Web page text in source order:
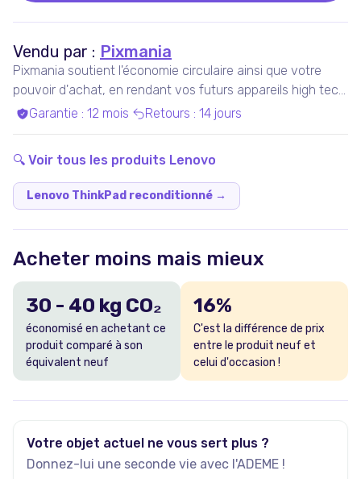
Vendu par : Pixmania
Pixmania soutient l'économie circulaire ainsi que votre
pouvoir d'achat, en rendant vos futurs appareils high tech
plus accessibles que jamais, tout en maximisant leur
Garantie : 12 mois Retours : 14 jours
🔍 Voir tous les produits Lenovo
Lenovo ThinkPad reconditionné →
Acheter moins mais mieux
30 - 40 kg CO₂
économisé en achetant ce
produit comparé à son
équivalent neuf
16%
C'est la différence de prix
entre le produit neuf et
celui d'occasion !
Votre objet actuel ne vous sert plus ?
Donnez-lui une seconde vie avec l'ADEME !